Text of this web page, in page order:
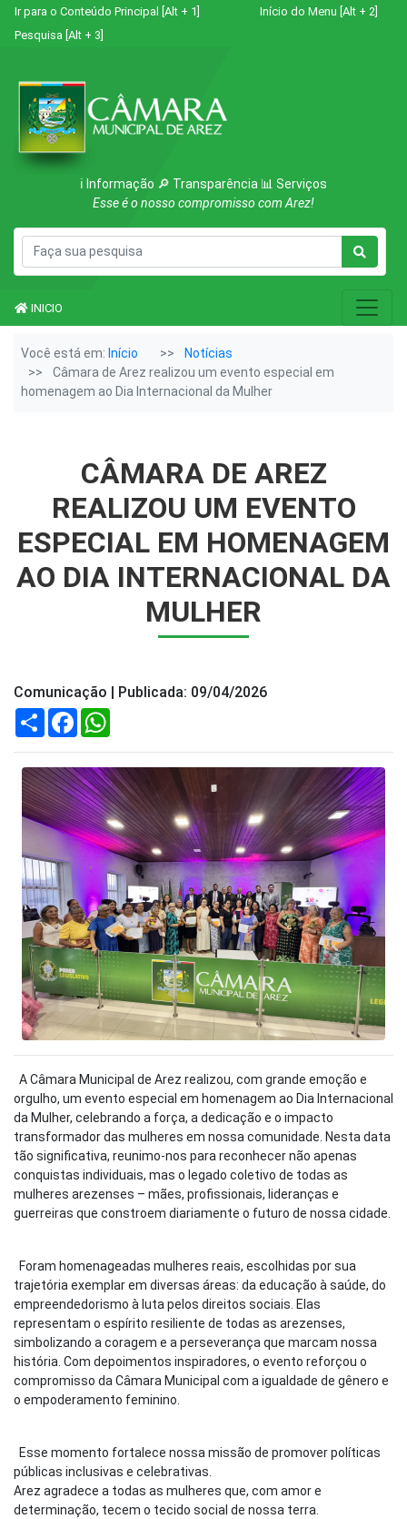
Ir para o Conteúdo Principal [Alt + 1]
Início do Menu [Alt + 2]
Pesquisa [Alt + 3]
ℹ️ Informação 🔎 Transparência 📊 Serviços
Esse é o nosso compromisso com Arez!
INICIO
Você está em: Início
Notícias
Câmara de Arez realizou um evento especial em
homenagem ao Dia Internacional da Mulher
CÂMARA DE AREZ
REALIZOU UM EVENTO
ESPECIAL EM HOMENAGEM
AO DIA INTERNACIONAL DA
MULHER
Comunicação | Publicada: 09/04/2026
Compartilhar
Facebook
A Câmara Municipal de Arez realizou, com grande emoção e
orgulho, um evento especial em homenagem ao Dia Internacional
da Mulher, celebrando a força, a dedicação e o impacto
transformador das mulheres em nossa comunidade. Nesta data
tão significativa, reunimo-nos para reconhecer não apenas
conquistas individuais, mas o legado coletivo de todas as
mulheres arezenses – mães, profissionais, lideranças e
guerreiras que constroem diariamente o futuro de nossa cidade.
Foram homenageadas mulheres reais, escolhidas por sua
trajetória exemplar em diversas áreas: da educação à saúde, do
empreendedorismo à luta pelos direitos sociais. Elas
representam o espírito resiliente de todas as arezenses,
simbolizando a coragem e a perseverança que marcam nossa
história. Com depoimentos inspiradores, o evento reforçou o
compromisso da Câmara Municipal com a igualdade de gênero e
o empoderamento feminino.
Esse momento fortalece nossa missão de promover políticas
públicas inclusivas e celebrativas.
Arez agradece a todas as mulheres que, com amor e
determinação, tecem o tecido social de nossa terra.